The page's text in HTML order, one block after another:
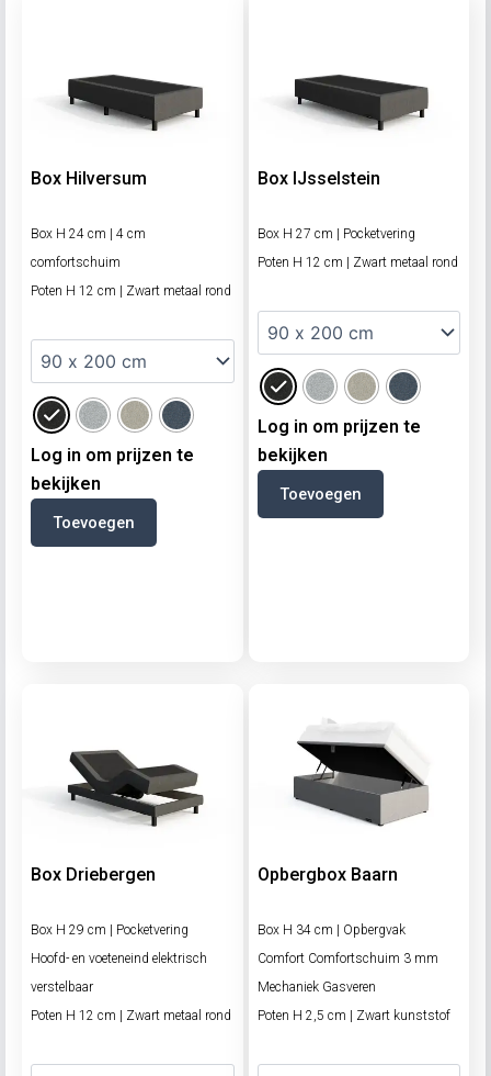
Box Hilversum
Box H 24 cm | 4 cm
comfortschuim
Poten H 12 cm | Zwart metaal rond
Log in om prijzen te
bekijken
Toevoegen
Box IJsselstein
Box H 27 cm | Pocketvering
Poten H 12 cm | Zwart metaal rond
Log in om prijzen te
bekijken
Toevoegen
Box Driebergen
Box H 29 cm | Pocketvering
Hoofd- en voeteneind elektrisch
verstelbaar
Poten H 12 cm | Zwart metaal rond
Opbergbox Baarn
Box H 34 cm | Opbergvak
Comfort Comfortschuim 3 mm
Mechaniek Gasveren
Poten H 2,5 cm | Zwart kunststof